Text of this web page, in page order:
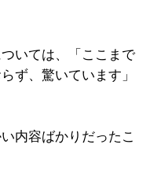
いては、「ここまで
ず、驚いています」
内容ばかりだったこ